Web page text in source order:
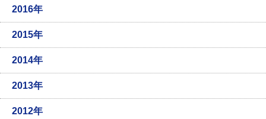
2016年
2015年
2014年
2013年
2012年